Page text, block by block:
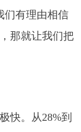
们有理由相信
那就让我们把
快。从28%到